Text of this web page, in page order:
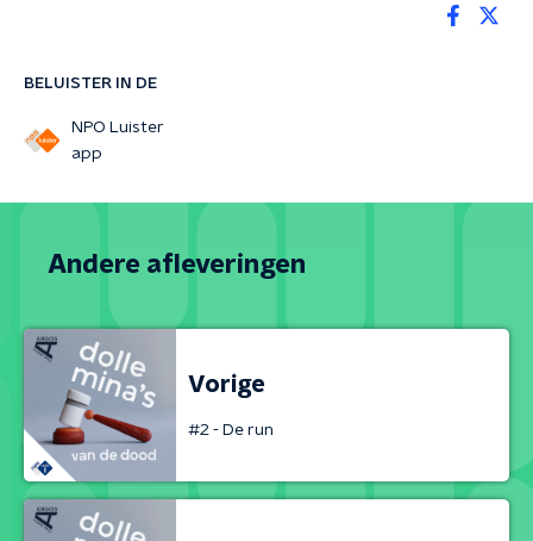
BELUISTER IN DE
NPO Luister
app
Andere afleveringen
Vorige
#2 - De run